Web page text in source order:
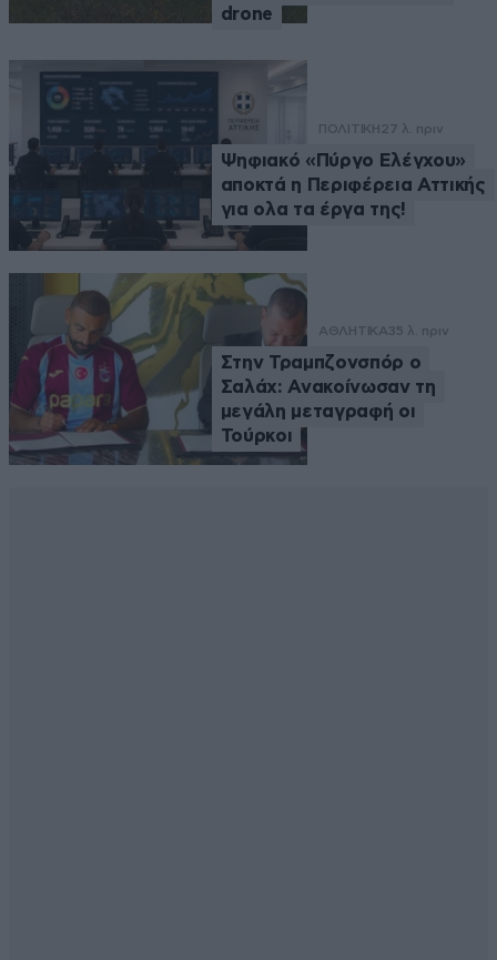
drone
ΠΟΛΙΤΙΚΗ27 λ. πριν
Ψηφιακό «Πύργο Ελέγχου»
αποκτά η Περιφέρεια Αττικής
για ολα τα έργα της!
ΑΘΛΗΤΙΚΑ35 λ. πριν
Στην Τραμπζονσπόρ ο
Σαλάχ: Ανακοίνωσαν τη
μεγάλη μεταγραφή οι
Τούρκοι